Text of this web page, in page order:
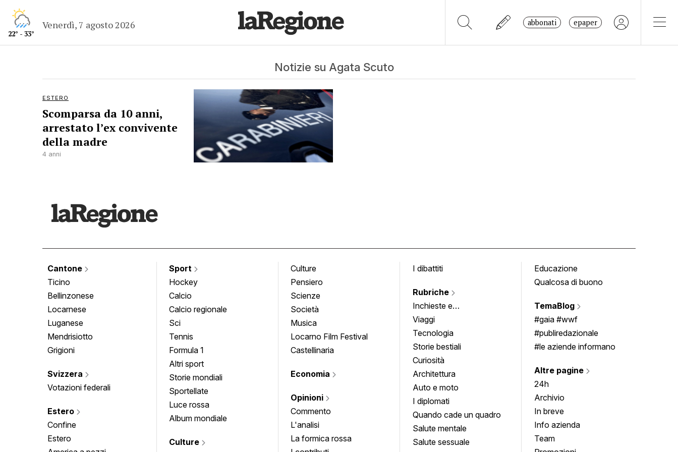
22° - 33°
Venerdì, 7 agosto 2026 abbonati epaper
Notizie su Agata Scuto
ESTERO
Scomparsa da 10 anni,
arrestato l’ex convivente
della madre
4 anni
Cantone
Ticino
Bellinzonese
Locarnese
Luganese
Mendrisiotto
Grigioni
Svizzera
Votazioni federali
Estero
Confine
Estero
Sport
Hockey
Calcio
Calcio regionale
Sci
Tennis
Formula 1
Altri sport
Storie mondiali
Sportellate
Luce rossa
Album mondiale
Culture
Culture
Pensiero
Scienze
Società
Musica
Locarno Film Festival
Castellinaria
Economia
Opinioni
Commento
L'analisi
La formica rossa
I dibattiti
Rubriche
Inchieste e
approfondimenti
Viaggi
Tecnologia
Storie bestiali
Curiosità
Architettura
Auto e moto
I diplomati
Quando cade un quadro
Salute mentale
Salute sessuale
Educazione
Qualcosa di buono
TemaBlog
#gaia #wwf
#publiredazionale
#le aziende informano
Altre pagine
24h
Archivio
In breve
Info azienda
Team